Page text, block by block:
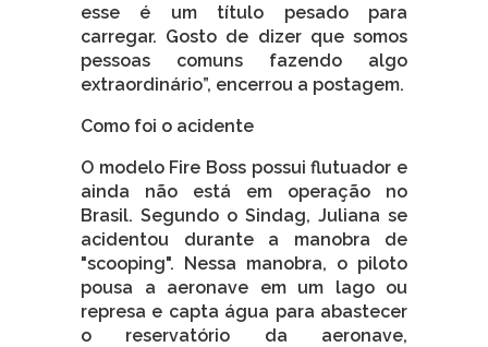
esse é um título pesado para
carregar. Gosto de dizer que somos
pessoas comuns fazendo algo
extraordinário”, encerrou a postagem.
Como foi o acidente
O modelo Fire Boss possui flutuador e
ainda não está em operação no
Brasil. Segundo o Sindag, Juliana se
acidentou durante a manobra de
"scooping". Nessa manobra, o piloto
pousa a aeronave em um lago ou
represa e capta água para abastecer
o reservatório da aeronave,